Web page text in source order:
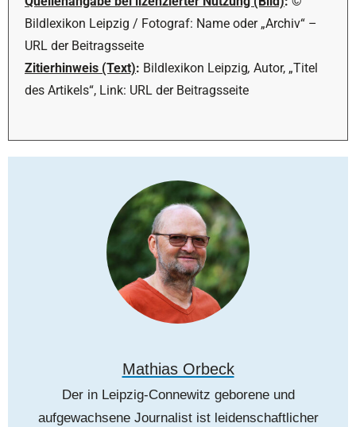
Bildlexikon Leipzig / Fotograf: Name oder „Archiv“ –
URL der Beitragsseite
Zitierhinweis (Text): Bildlexikon Leipzig, Autor, „Titel
des Artikels“, Link: URL der Beitragsseite
Mathias Orbeck
Der in Leipzig-Connewitz geborene und
aufgewachsene Journalist ist leidenschaftlicher